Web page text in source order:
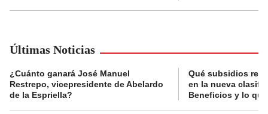
Últimas Noticias
¿Cuánto ganará José Manuel
Restrepo, vicepresidente de Abelardo
de la Espriella?
Qué subsidios
en la nueva
Beneficios y lo